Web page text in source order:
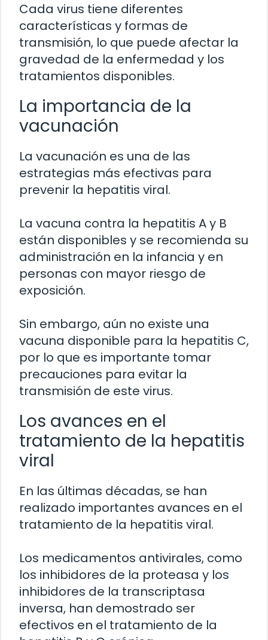
Cada virus tiene diferentes
características y formas de
transmisión, lo que puede afectar la
gravedad de la enfermedad y los
tratamientos disponibles.
La importancia de la
vacunación
La vacunación es una de las
estrategias más efectivas para
prevenir la hepatitis viral.
La vacuna contra la hepatitis A y B
están disponibles y se recomienda su
administración en la infancia y en
personas con mayor riesgo de
exposición.
Sin embargo, aún no existe una
vacuna disponible para la hepatitis C,
por lo que es importante tomar
precauciones para evitar la
transmisión de este virus.
Los avances en el
tratamiento de la hepatitis
viral
En las últimas décadas, se han
realizado importantes avances en el
tratamiento de la hepatitis viral.
Los medicamentos antivirales, como
los inhibidores de la proteasa y los
inhibidores de la transcriptasa
inversa, han demostrado ser
efectivos en el tratamiento de la